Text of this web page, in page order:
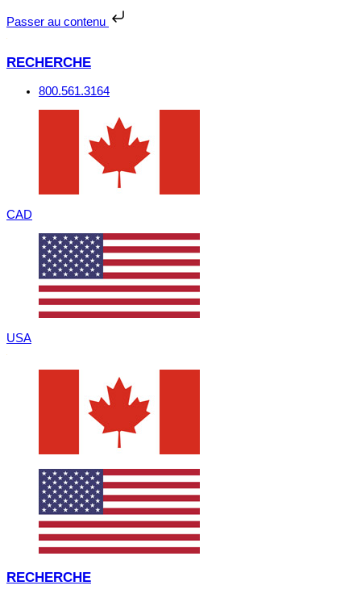
Passer au contenu
au
contenu
RECHERCHE
800.561.3164
CAD
USA
RECHERCHE